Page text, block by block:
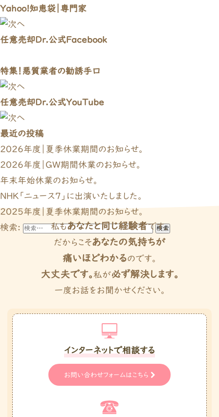
Yahoo!知恵袋｜専門家
任意売却Dr.公式Facebook
特集！悪質業者の勧誘手口
任意売却Dr.公式YouTube
最近の投稿
2026年度｜夏季休業期間のお知らせ。
2026年度｜GW期間休業のお知らせ。
年末年始休業のお知らせ。
NHK「ニュース７」に出演いたしました。
2025年度｜夏季休業期間のお知らせ。
検索:
私もあなたと同じ経験者です。
だからこそあなたの気持ちが
痛いほどわかるのです。
大丈夫です。私が必ず解決します。
一度お話をお聞かせください。
インターネットで相談する
お問い合わせフォームはこちら